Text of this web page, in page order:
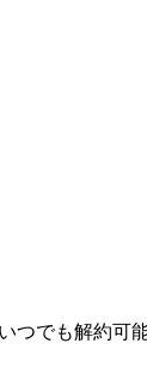
つでも解約可能